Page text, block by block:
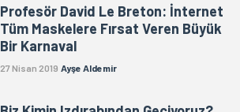
Profesör David Le Breton: İnternet
Tüm Maskelere Fırsat Veren Büyük
Bir Karnaval
27 Nisan 2019 Ayşe Aldemir